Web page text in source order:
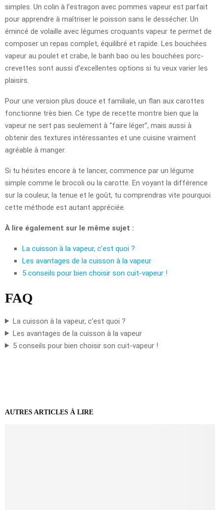
simples. Un colin à l’estragon avec pommes vapeur est parfait
pour apprendre à maîtriser le poisson sans le dessécher. Un
émincé de volaille avec légumes croquants vapeur te permet de
composer un repas complet, équilibré et rapide. Les bouchées
vapeur au poulet et crabe, le banh bao ou les bouchées porc-
crevettes sont aussi d’excellentes options si tu veux varier les
plaisirs.
Pour une version plus douce et familiale, un flan aux carottes
fonctionne très bien. Ce type de recette montre bien que la
vapeur ne sert pas seulement à “faire léger”, mais aussi à
obtenir des textures intéressantes et une cuisine vraiment
agréable à manger.
Si tu hésites encore à te lancer, commence par un légume
simple comme le brocoli ou la carotte. En voyant la différence
sur la couleur, la tenue et le goût, tu comprendras vite pourquoi
cette méthode est autant appréciée.
À lire également sur le même sujet :
La cuisson à la vapeur, c’est quoi ?
Les avantages de la cuisson à la vapeur
5 conseils pour bien choisir son cuit-vapeur !
FAQ
La cuisson à la vapeur, c’est quoi ?
Les avantages de la cuisson à la vapeur
5 conseils pour bien choisir son cuit-vapeur !
AUTRES ARTICLES À LIRE